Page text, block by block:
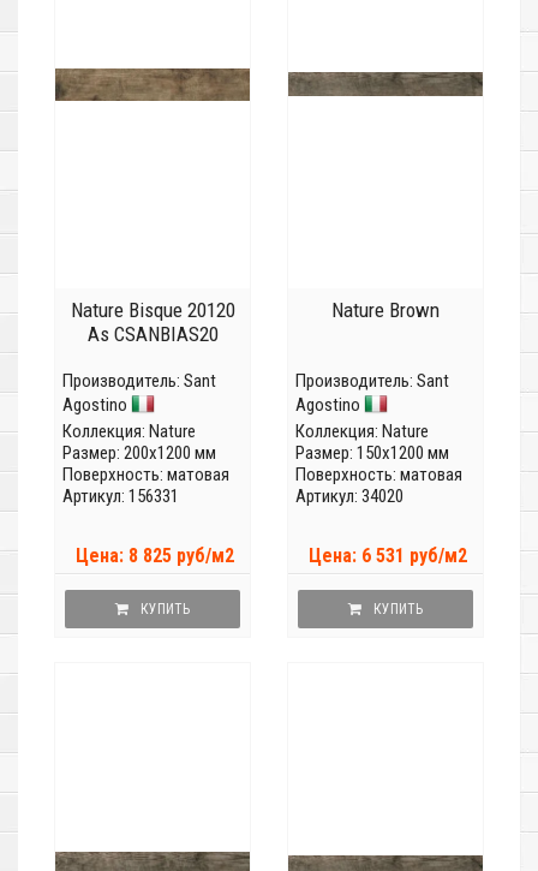
Nature Bisque 20120
As CSANBIAS20
Производитель: Sant
Agostino
Коллекция: Nature
Размер: 200x1200 мм
Поверхность: матовая
Артикул: 156331
Цена: 8 825 руб/м2
КУПИТЬ
Nature Brown
Производитель: Sant
Agostino
Коллекция: Nature
Размер: 150x1200 мм
Поверхность: матовая
Артикул: 34020
Цена: 6 531 руб/м2
КУПИТЬ